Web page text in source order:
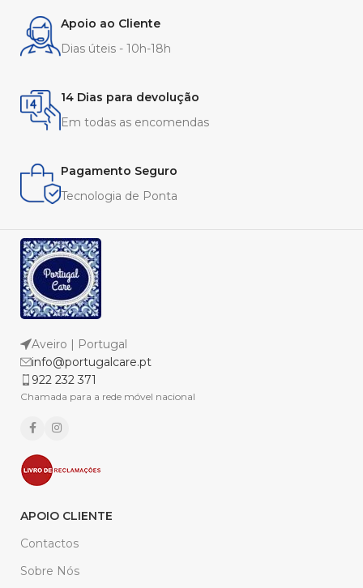
Apoio ao Cliente
Dias úteis - 10h-18h
14 Dias para devolução
Em todas as encomendas
Pagamento Seguro
Tecnologia de Ponta
Aveiro | Portugal
info@portugalcare.pt
922 232 371
Chamada para a rede móvel nacional
APOIO CLIENTE
Contactos
Sobre Nós